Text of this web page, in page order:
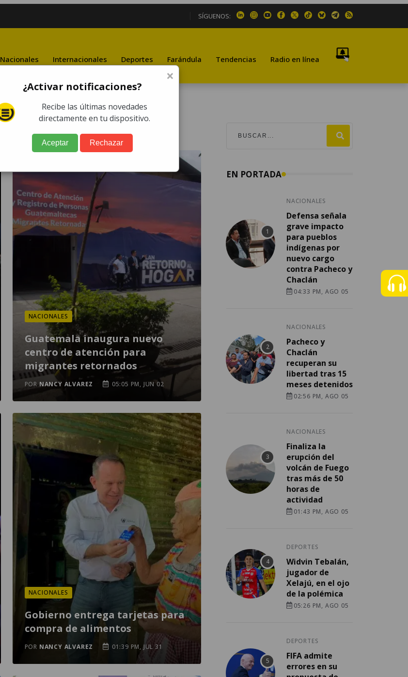
SÍGUENOS:
Nacionales Internacionales Deportes Farándula Tendencias Radio en línea
NACIONALES
Guatemala inaugura nuevo
centro de atención para
migrantes retornados
POR NANCY ALVAREZ 05:05 PM, JUN 02
NACIONALES
Gobierno entrega tarjetas para
compra de alimentos
POR NANCY ALVAREZ 01:39 PM, JUL 31
EN PORTADA
NACIONALES
Defensa señala
grave impacto
para pueblos
indígenas por
nuevo cargo
contra Pacheco y
Chaclán
04:33 PM, AGO 05
NACIONALES
Pacheco y
Chaclán
recuperan su
libertad tras 15
meses detenidos
02:56 PM, AGO 05
NACIONALES
Finaliza la
erupción del
volcán de Fuego
tras más de 50
horas de
actividad
01:43 PM, AGO 05
DEPORTES
Widvin Tebalán,
jugador de
Xelajú, en el ojo
de la polémica
05:26 PM, AGO 05
DEPORTES
FIFA admite
errores en su
×
¿Activar notificaciones?
Recibe las últimas novedades
directamente en tu dispositivo.
Aceptar Rechazar